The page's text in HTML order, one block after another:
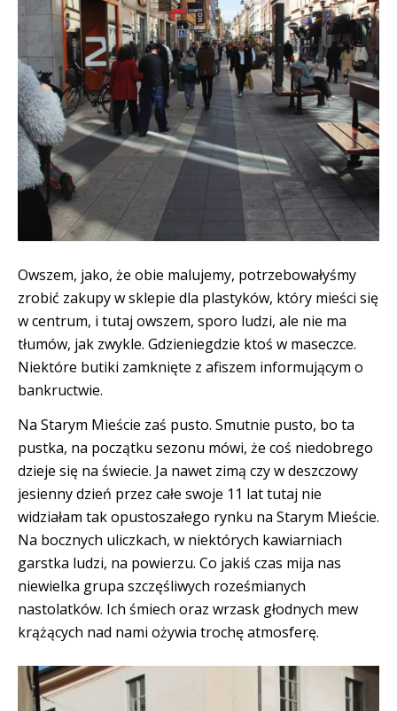
Owszem, jako, że obie malujemy, potrzebowałyśmy
zrobić zakupy w sklepie dla plastyków, który mieści się
w centrum, i tutaj owszem, sporo ludzi, ale nie ma
tłumów, jak zwykle. Gdzieniegdzie ktoś w maseczce.
Niektóre butiki zamknięte z afiszem informującym o
bankructwie.
Na Starym Mieście zaś pusto. Smutnie pusto, bo ta
pustka, na początku sezonu mówi, że coś niedobrego
dzieje się na świecie. Ja nawet zimą czy w deszczowy
jesienny dzień przez całe swoje 11 lat tutaj nie
widziałam tak opustoszałego rynku na Starym Mieście.
Na bocznych uliczkach, w niektórych kawiarniach
garstka ludzi, na powierzu. Co jakiś czas mija nas
niewielka grupa szczęśliwych roześmianych
nastolatków. Ich śmiech oraz wrzask głodnych mew
krążących nad nami ożywia trochę atmosferę.